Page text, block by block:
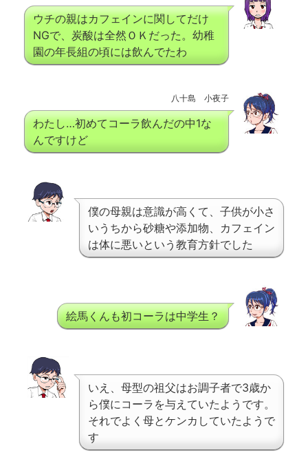
ウチの親はカフェインに関してだけ
NGで、炭酸は全然ＯＫだった。幼稚
園の年長組の頃には飲んでたわ
八十島 小夜子
わたし…初めてコーラ飲んだの中1な
んですけど
僕の母親は意識が高くて、子供が小さ
いうちから砂糖や添加物、カフェイン
は体に悪いという教育方針でした
絵馬くんも初コーラは中学生？
いえ、母型の祖父はお調子者で3歳か
ら僕にコーラを与えていたようです。
それでよく母とケンカしていたようで
す